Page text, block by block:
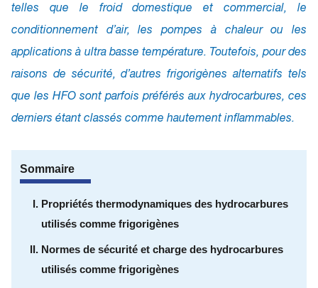
telles que le froid domestique et commercial, le
conditionnement d’air, les pompes à chaleur ou les
applications à ultra basse température. Toutefois, pour des
raisons de sécurité, d’autres frigorigènes alternatifs tels
que les HFO sont parfois préférés aux hydrocarbures, ces
derniers étant classés comme hautement inflammables.
Sommaire
Propriétés thermodynamiques des hydrocarbures
utilisés comme frigorigènes
Normes de sécurité et charge des hydrocarbures
utilisés comme frigorigènes